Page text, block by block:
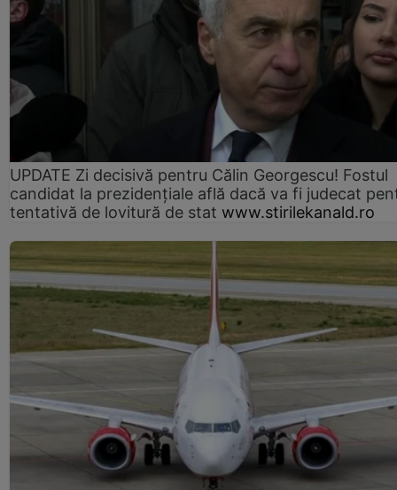
UPDATE Zi decisivă pentru Călin Georgescu! Fostul
candidat la prezidențiale află dacă va fi judecat
tentativă de lovitură de stat www.stirilekanald.ro